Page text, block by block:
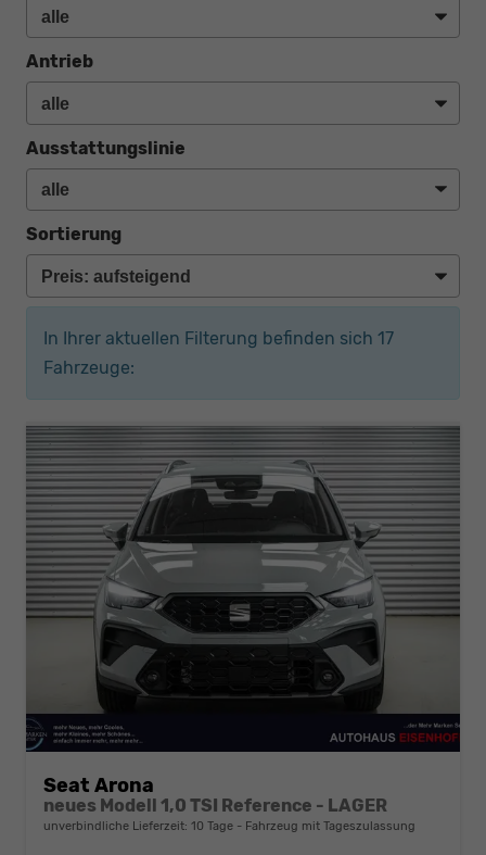
Antrieb
Ausstattungslinie
Sortierung
In Ihrer aktuellen Filterung befinden sich 17
Fahrzeuge:
Seat Arona
neues Modell 1,0 TSI Reference - LAGER
unverbindliche Lieferzeit: 10 Tage Fahrzeug mit Tageszulassung